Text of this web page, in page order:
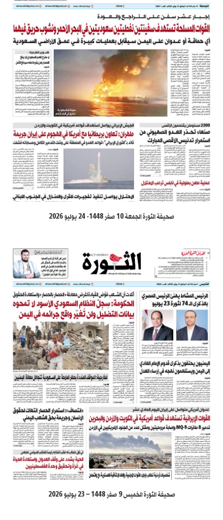
صحيفة الثورة الجمعة 10 صفر 1448- 24 يوليو 2026
صحيفة الثورة الخميس 9 صفر 1448 – 23 يوليو 2026